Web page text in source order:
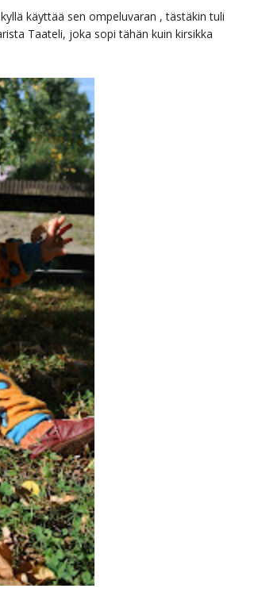
käyttää sen ompeluvaran , tästäkin tuli
Taateli, joka sopi tähän kuin kirsikka